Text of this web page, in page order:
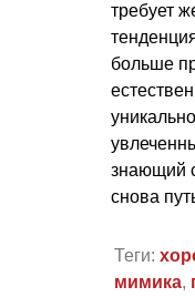
требует
больше
знающий
снова
Теги:
мимика,